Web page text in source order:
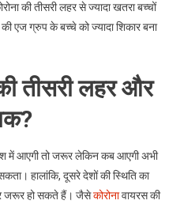
की तीसरी लहर से ज्यादा खतरा बच्चों
एज ग्रुप के बच्चे को ज्यादा शिकार बना
तीसरी लहर और
देश में आएगी तो जरूर लेकिन कब आएगी अभी
हालांकि, दूसरे देशों की स्थिति का
जरूर हो सकते हैं। जैसेकोरोनावायरस की